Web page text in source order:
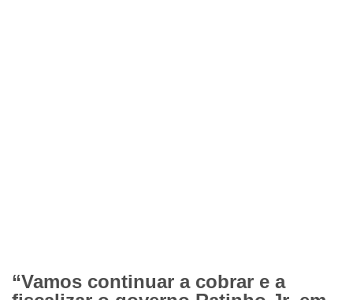
“Vamos continuar a cobrar e a